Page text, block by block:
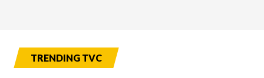
TRENDING TVC